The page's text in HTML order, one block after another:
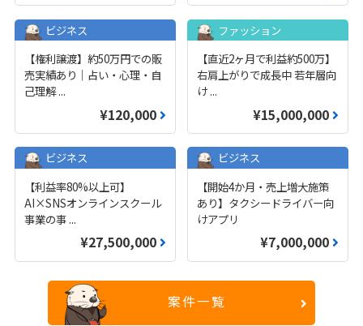
ビジネス
【権利譲渡】約50万円での販
売実績あり｜占い・心理・自
己理解...
¥120,000
ファッション
【直近2ヶ月で利益約500万】
右肩上がりで成長中 若年層向
け...
¥15,000,000
ビジネス
【利益率80%以上可】
AI×SNSオンラインスクール
事業の事 ...
¥27,500,000
ビジネス
【開始4か月・売上増大施策
あり】タクシードライバー向
けアプリ
¥7,000,000
案件一覧